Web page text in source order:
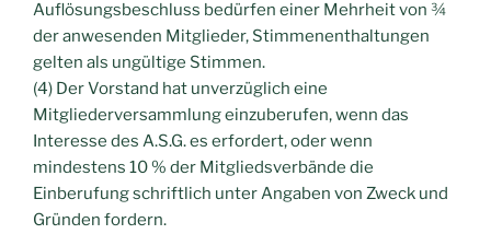
Auflösungsbeschluss bedürfen einer Mehrheit von ¾
der anwesenden Mitglieder, Stimmenenthaltungen
gelten als ungültige Stimmen.
(4) Der Vorstand hat unverzüglich eine
Mitgliederversammlung einzuberufen, wenn das
Interesse des A.S.G. es erfordert, oder wenn
mindestens 10 % der Mitgliedsverbände die
Einberufung schriftlich unter Angaben von Zweck und
Gründen fordern.